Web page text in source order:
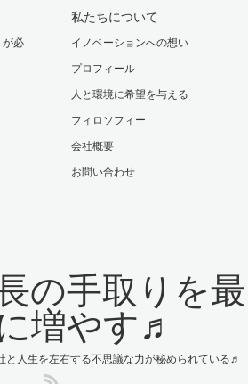
が必
私たちについて
イノベーションへの想い
プロフィール
人と環境に希望を与える
フィロソフィー
会社概要
お問い合わせ
の手取りを最
増やす♬
と人生を左右する不思議な力が秘められている♬